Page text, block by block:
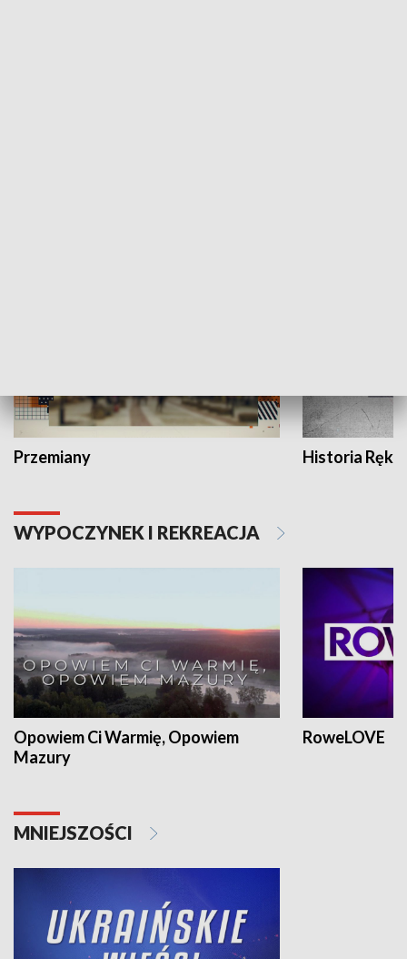
Przemiany Historia Ręką
WYPOCZYNEK I REKREACJA
Opowiem Ci Warmię, Opowiem
Mazury
RoweLOVE
MNIEJSZOŚCI